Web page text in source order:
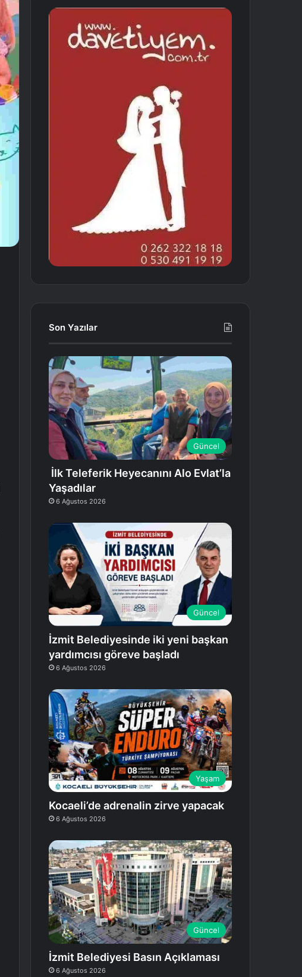
Son Yazılar
Güncel
İlk Teleferik Heyecanını Alo Evlat’la
Yaşadılar
6 Ağustos 2026
Güncel
İzmit Belediyesinde iki yeni başkan
yardımcısı göreve başladı
6 Ağustos 2026
Yaşam
Kocaeli’de adrenalin zirve yapacak
6 Ağustos 2026
Güncel
İzmit Belediyesi Basın Açıklaması
6 Ağustos 2026